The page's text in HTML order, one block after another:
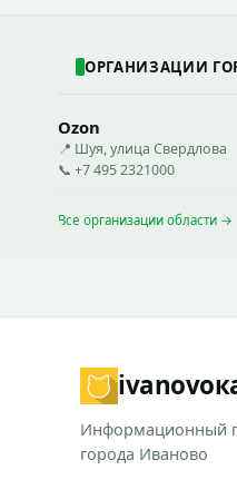
ОРГАНИЗАЦИИ
Ozon
📍 Шуя, улица Свердлова
📞 +7 495 2321000
Все организации области →
ivanovo
Информационный
города Иваново